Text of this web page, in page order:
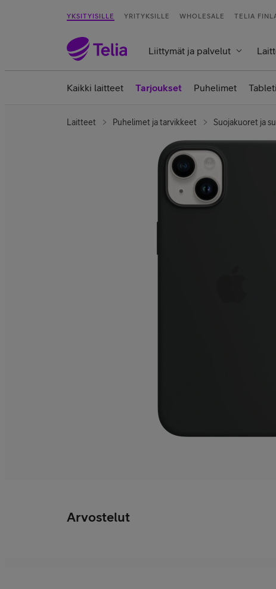
YKSITYISILLE YRITYKSILLE WHOLESALE TELIA
Liittymät ja palvelut
Kaikki laitteet Tarjoukset Puhelimet
Laitteet Puhelimet ja tarvikkeet Suojakuoret ja
Arvostelut